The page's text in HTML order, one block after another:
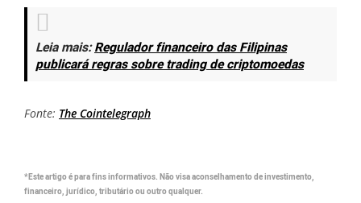
Leia mais:Regulador financeiro das Filipinas
publicará regras sobre trading de criptomoedas
Fonte: The Cointelegraph
*Este artigo é para fins informativos. Não visa aconselhamento de investimento,
financeiro, jurídico, tributário ou outro qualquer.